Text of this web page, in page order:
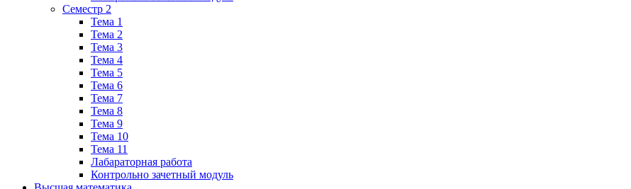
Семестр 2
Тема 1
Тема 2
Тема 3
Тема 4
Тема 5
Тема 6
Тема 7
Тема 8
Тема 9
Тема 10
Тема 11
Лабараторная работа
Контрольно зачетный модуль